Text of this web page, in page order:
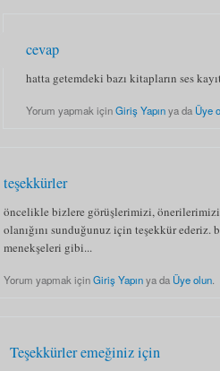
cevap
hatta getemdeki bazı kitapların ses
Yorum yapmak içinGiriş Yapınya da Üye
teşekkürler
öncelikle bizlere görüşlerimizi,
olanığını sunduğunuz için teşekkür
menekşeleri gibi...
Yorum yapmak içinGiriş Yapınya da Üye olun.
Teşekkürler emeğiniz için